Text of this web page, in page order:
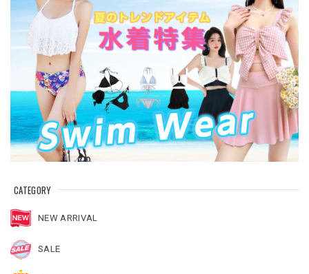
CATEGORY
NEW ARRIVAL
SALE